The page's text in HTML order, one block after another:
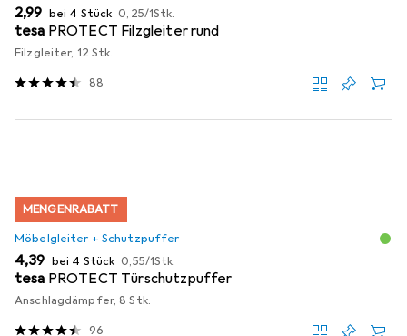
EUR
2,99 bei 4 Stück EUR
0,25/1Stk.
tesa PROTECT Filzgleiter rund
Filzgleiter, 12 Stk.
88
MENGENRABATT
Möbelgleiter + Schutzpuffer
EUR
4,39 bei 4 Stück EUR
0,55/1Stk.
tesa PROTECT Türschutzpuffer
Anschlagdämpfer, 8 Stk.
96